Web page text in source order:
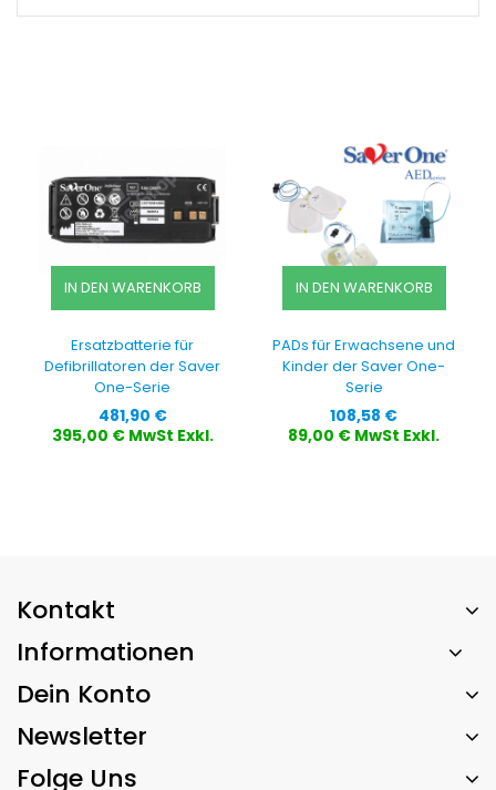
IN DEN WARENKORB
Ersatzbatterie für
Defibrillatoren der Saver
One-Serie
Preis
481,90 €
395,00 € MwSt Exkl.
IN DEN WARENKORB
PADs für Erwachsene und
Kinder der Saver One-
Serie
Preis
108,58 €
89,00 € MwSt Exkl.
Kontakt
Informationen
Dein Konto
Newsletter
Folge Uns